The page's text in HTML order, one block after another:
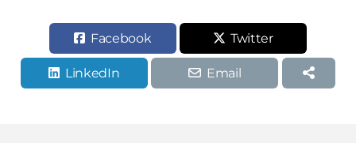
Facebook Twitter
LinkedIn Email